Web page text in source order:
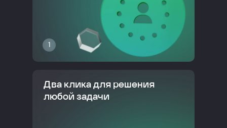
1
Два клика для решения
любой задачи